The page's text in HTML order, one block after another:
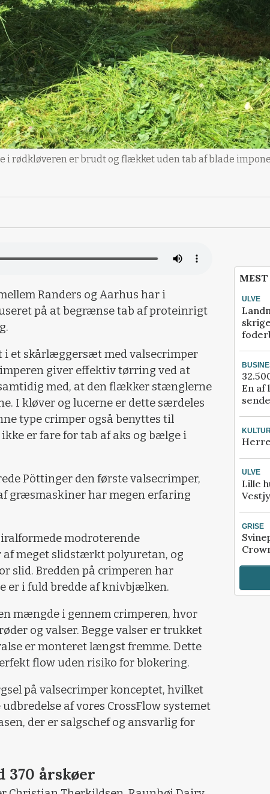
i rødkløveren er brudt og flækket uden tab af blade
Randers og Aarhus har i
på at begrænse tab af proteinrigt
i et skårlæggersæt med valsecrimper
giver effektiv tørring ved at
med, at den flækker stænglerne
I kløver og lucerne er dette særdeles
type crimper også benyttes til
er fare for tab af aks og bælge i
Pöttinger den første valsecrimper,
græsmaskiner har megen erfaring
modroterende
af meget slidstærkt polyuretan, og
slid. Bredden på crimperen har
er i fuld bredde af knivbjælken.
mængde i gennem crimperen, hvor
og valser. Begge valser er trukket
er monteret længst fremme. Dette
flow uden risiko for blokering.
på valsecrimper konceptet, hvilket
af vores CrossFlow systemet
der er salgschef og ansvarlig for
370 årskøer
ULVE
En af
ULVE
Lille
GRISE